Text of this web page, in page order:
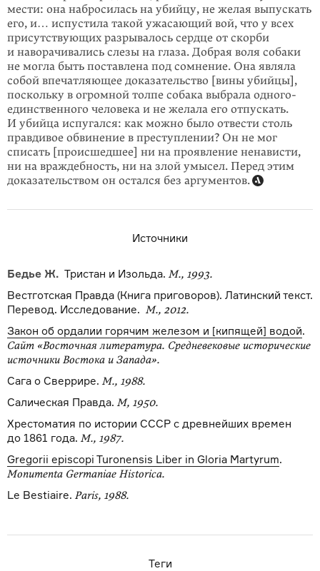
мести: она набросилась на убийцу, не желая выпускать
его, и… испустила такой ужасающий вой, что у всех
присутствующих разрывалось сердце от скорби
и наворачивались слезы на глаза. Добрая воля собаки
не могла быть поставлена под сомнение. Она являла
собой впечатляющее доказательство [вины убийцы],
поскольку в огромной толпе собака выбрала одного-
единственного человека и не желала его отпускать.
И убийца испугался: как можно было отвести столь
правдивое обвинение в преступлении? Он не мог
списать [происшедшее] ни на проявление ненависти,
ни на враждебность, ни на злой умысел. Перед этим
доказательством он остался без аргументов.
Источники
Бедье Ж. Тристан и Изольда. М., 1993.
Вестготская Правда (Книга приговоров). Латинский текст.
Перевод. Исследование. М., 2012.
Закон об ордалии горячим железом и [кипящей] водой.
Сайт «Восточная литература. Средневековые исторические
источники Востока и Запада».
Сага о Сверрире. М., 1988.
Салическая Правда. М, 1950.
Хрестоматия по истории СССР с древнейших времен
до 1861 года. М., 1987.
Gregorii episcopi Turonensis Liber in Gloria Martyrum.
Monumenta Germaniae Historica.
Le Bestiaire. Paris, 1988.
Теги